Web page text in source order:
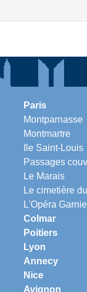
Paris
Montparnasse
Montmartre
Ile Saint-Louis
Passages
Le Marais
Le cimetière
L'Opéra
Colmar
Poitiers
Lyon
Annecy
Nice
Avignon